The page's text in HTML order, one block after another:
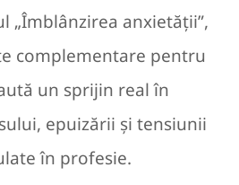
„Îmblânzirea anxietății”,
complementare pentru
un sprijin real în
epuizării și tensiunii
în profesie.